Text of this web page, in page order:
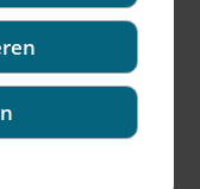
9 21 49 90